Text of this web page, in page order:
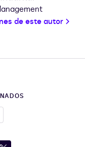
de este autor